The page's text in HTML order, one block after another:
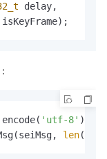
delay,
isKeyFrame) ;
'utf-8' )
len